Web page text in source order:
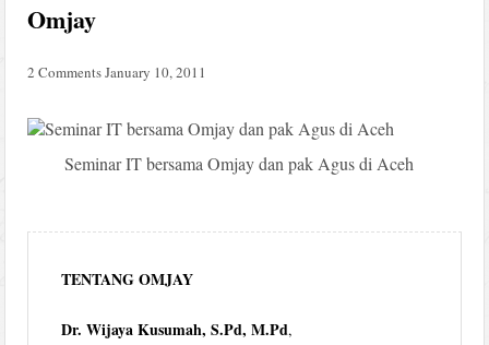
Omjay
2 CommentsJanuary 10, 2011
Seminar IT bersama Omjay dan pak Agus di Aceh
TENTANG OMJAY
Dr. Wijaya Kusumah, S.Pd, M.Pd,